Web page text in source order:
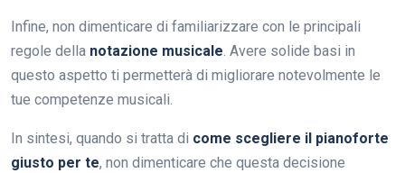
Infine, non dimenticare di familiarizzare con le principali
regole della notazione musicale. Avere solide basi in
questo aspetto ti permetterà di migliorare notevolmente le
tue competenze musicali.
In sintesi, quando si tratta di come scegliere il pianoforte
giusto per te, non dimenticare che questa decisione